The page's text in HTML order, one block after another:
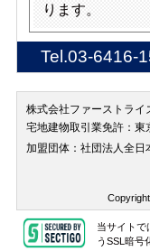
ります。
Tel.03-6416-
株式会社ファーストライ
宅地建物取引業免許：
加盟団体：社団法人全
当サイトで
うSSL暗号